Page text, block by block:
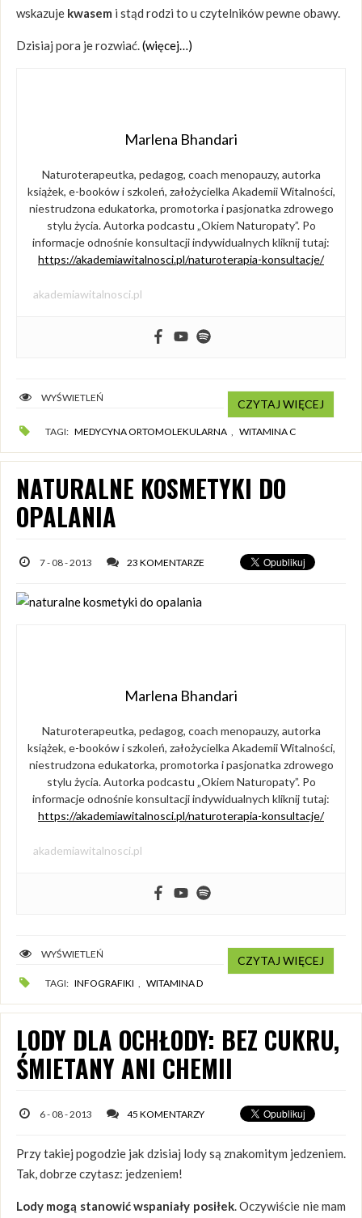
wskazuje kwasem i stąd rodzi to u czytelników pewne obawy.
Dzisiaj pora je rozwiać.(więcej…)
Marlena Bhandari
Naturoterapeutka, pedagog, coach menopauzy, autorka
książek, e-booków i szkoleń, założycielka Akademii Witalności,
niestrudzona edukatorka, promotorka i pasjonatka zdrowego
stylu życia. Autorka podcastu „Okiem Naturopaty”. Po
informacje odnośnie konsultacji indywidualnych kliknij tutaj:
https://akademiawitalnosci.pl/naturoterapia-konsultacje/
akademiawitalnosci.pl
WYŚWIETLEŃ CZYTAJ WIĘCEJ
TAGI: MEDYCYNA ORTOMOLEKULARNA , WITAMINA C
NATURALNE KOSMETYKI DO
OPALANIA
7 - 08 - 2013 23 KOMENTARZE
Marlena Bhandari
Naturoterapeutka, pedagog, coach menopauzy, autorka
książek, e-booków i szkoleń, założycielka Akademii Witalności,
niestrudzona edukatorka, promotorka i pasjonatka zdrowego
stylu życia. Autorka podcastu „Okiem Naturopaty”. Po
informacje odnośnie konsultacji indywidualnych kliknij tutaj:
https://akademiawitalnosci.pl/naturoterapia-konsultacje/
akademiawitalnosci.pl
WYŚWIETLEŃ CZYTAJ WIĘCEJ
TAGI: INFOGRAFIKI , WITAMINA D
LODY DLA OCHŁODY: BEZ CUKRU,
ŚMIETANY ANI CHEMII
6 - 08 - 2013 45 KOMENTARZY
Przy takiej pogodzie jak dzisiaj lody są znakomitym jedzeniem.
Tak, dobrze czytasz: jedzeniem!
Lody mogą stanowić wspaniały posiłek. Oczywiście nie mam